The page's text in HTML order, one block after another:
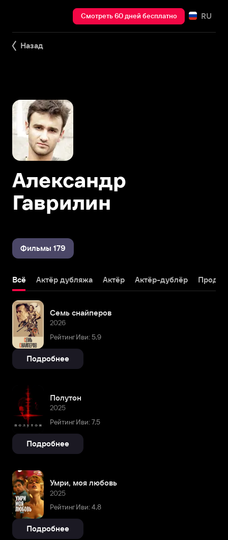
Смотреть 60 дней бесплатно RU
Назад
Александр
Гаврилин
Фильмы 179
Всё Актёр дубляжа Актёр Актёр-дублёр
Семь снайперов
2026
Рейтинг Иви: 5,9
Подробнее
Полутон
2025
Рейтинг Иви: 7,5
Подробнее
Умри, моя любовь
2025
Рейтинг Иви: 4,8
Подробнее